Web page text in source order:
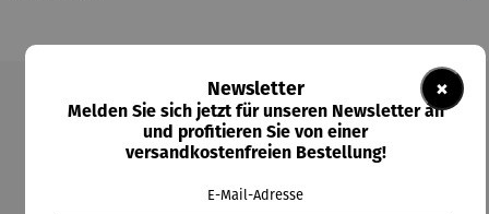
Produktgalerie überspringen
Kunden kauften auch
×
Newsletter
Melden Sie sich jetzt für unseren Newsletter an
und profitieren Sie von einer
versandkostenfreien Bestellung!
E-Mail-Adresse